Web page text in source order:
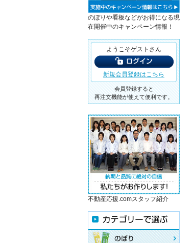
のぼりや看板などがお得になる現
在開催中のキャンペーン情報！
ようこそゲストさん
新規会員登録はこちら
会員登録すると
再注文機能が使えて便利です。
不動産応援.comスタッフ紹介